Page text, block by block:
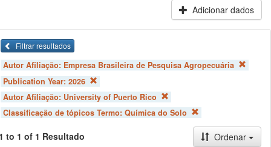
Adicionar dados
Filtrar resultados
Autor Afiliação: Empresa Brasileira de Pesquisa Agropecuária
Publication Year: 2026
Autor Afiliação: University of Puerto Rico
Classificação de tópicos Termo: Química do Solo
to 1 of 1 Resultado
Ordenar